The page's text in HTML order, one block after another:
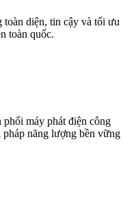
diện, tin cậy và tối ưu
toàn quốc.
máy phát điện công
năng lượng bền vững